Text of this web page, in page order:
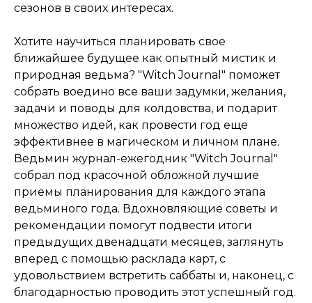
сезонов в своих интересах.
Хотите научиться планировать свое
ближайшее будущее как опытный мистик и
природная ведьма? "Witch Journal" поможет
собрать воедино все ваши задумки, желания,
задачи и поводы для колдовства, и подарит
множество идей, как провести год еще
эффективнее в магическом и личном плане.
Ведьмин журнал-ежегодник "Witch Journal"
собрал под красочной обложной лучшие
приемы планирования для каждого этапа
ведьминого года. Вдохновляющие советы и
рекомендации помогут подвести итоги
предыдущих двенадцати месяцев, заглянуть
вперед с помощью расклада карт, с
удовольствием встретить саббаты и, наконец, с
благодарностью проводить этот успешный год.